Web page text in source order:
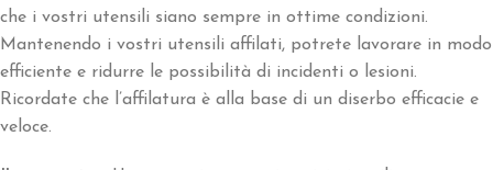
che i vostri utensili siano sempre in ottime condizioni.
Mantenendo i vostri utensili affilati, potrete lavorare in modo
efficiente e ridurre le possibilità di incidenti o lesioni.
Ricordate che l’affilatura è alla base di un diserbo efficacie e
veloce.